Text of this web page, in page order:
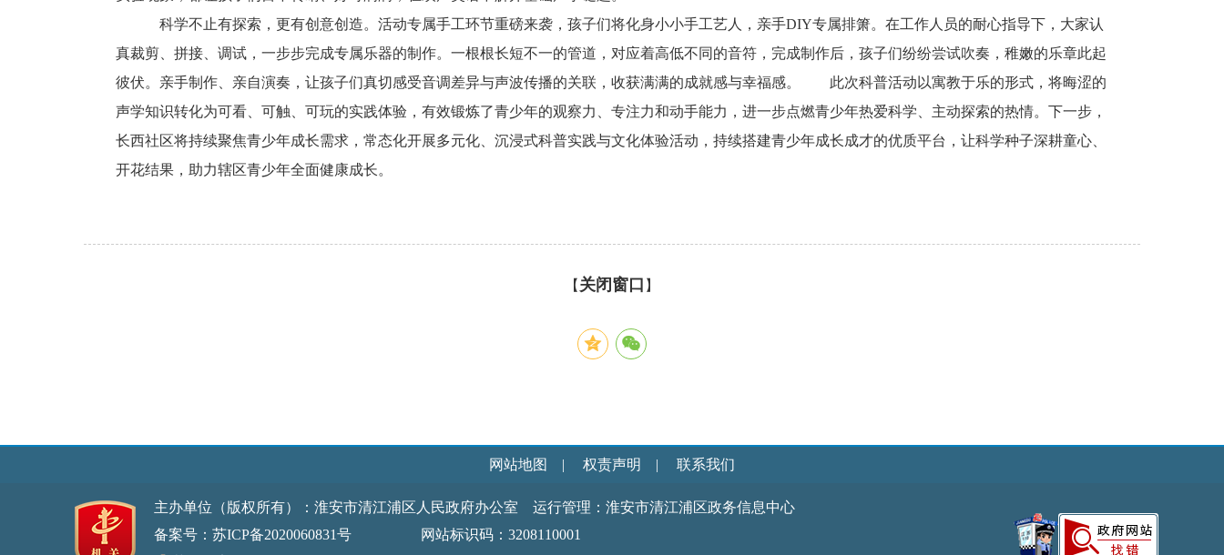
科学不止有探索，更有创意创造。活动专属手工环节重磅来袭，孩子们将化身小小手工艺人，亲手DIY专属排箫。在工作人员的耐心指导下，大家认
真裁剪、拼接、调试，一步步完成专属乐器的制作。一根根长短不一的管道，对应着高低不同的音符，完成制作后，孩子们纷纷尝试吹奏，稚嫩的乐章此起
彼伏。亲手制作、亲自演奏，让孩子们真切感受音调差异与声波传播的关联，收获满满的成就感与幸福感。 此次科普活动以寓教于乐的形式，将晦涩的
声学知识转化为可看、可触、可玩的实践体验，有效锻炼了青少年的观察力、专注力和动手能力，进一步点燃青少年热爱科学、主动探索的热情。下一步，
长西社区将持续聚焦青少年成长需求，常态化开展多元化、沉浸式科普实践与文化体验活动，持续搭建青少年成长成才的优质平台，让科学种子深耕童心、
开花结果，助力辖区青少年全面健康成长。
【 关闭窗口 】
网站地图 | 权责声明 | 联系我们
主办单位（版权所有）：淮安市清江浦区人民政府办公室 运行管理：淮安市清江浦区政务信息中心
备案号：苏ICP备2020060831号
网站标识码：3208110001